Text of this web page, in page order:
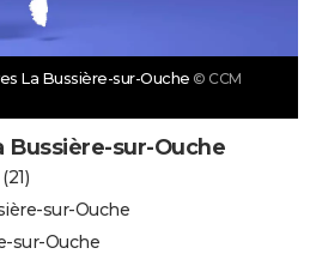
La Bussière-sur-Ouche © CCM
Bussière-sur-Ouche
sur-Ouche
sur-Ouche